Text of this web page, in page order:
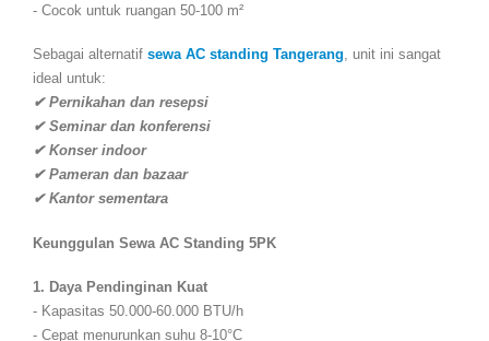
- Cocok untuk ruangan 50-100 m²
Sebagai alternatif sewa AC standing Tangerang, unit ini sangat
ideal untuk:
✔ Pernikahan dan resepsi
✔ Seminar dan konferensi
✔ Konser indoor
✔ Pameran dan bazaar
✔ Kantor sementara
Keunggulan Sewa AC Standing 5PK
1. Daya Pendinginan Kuat
- Kapasitas 50.000-60.000 BTU/h
- Cepat menurunkan suhu 8-10°C